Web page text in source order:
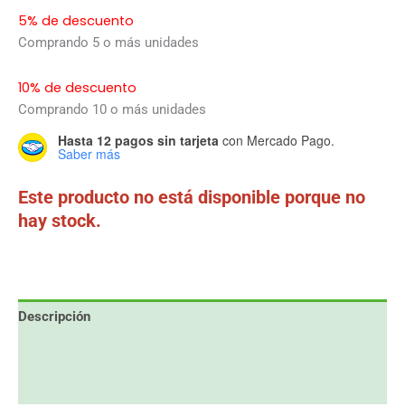
5% de descuento
Comprando 5 o más unidades
10% de descuento
Comprando 10 o más unidades
Hasta 12 pagos sin tarjeta con Mercado Pago.
Saber más
Este producto no está disponible porque no
hay stock.
Descripción